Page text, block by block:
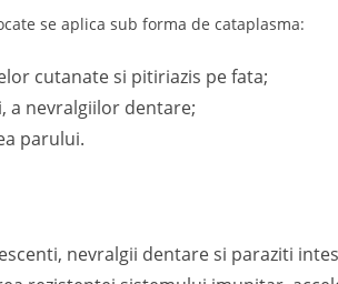
se aplica sub forma de cataplasma:
cutanate si pitiriazis pe fata;
a nevralgiilor dentare;
parului.
nevralgii dentare si paraziti